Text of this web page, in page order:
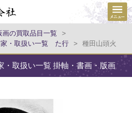
画の買取品目一覧
>
家・取扱い一覧 た行
> 種田山頭火
・取扱い一覧 掛軸・書画・版画